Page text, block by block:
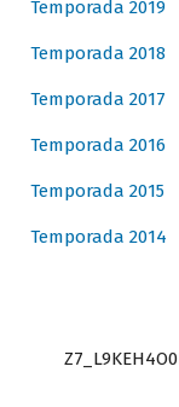
Temporada 2019
Temporada 2018
Temporada 2017
Temporada 2016
Temporada 2015
Temporada 2014